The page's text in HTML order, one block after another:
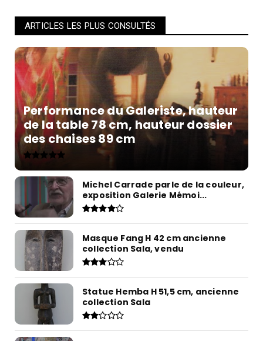
ARTICLES LES PLUS CONSULTÉS
Performance du Galeriste, hauteur
de la table 78 cm, hauteur dossier
des chaises 89 cm
Michel Carrade parle de la couleur,
exposition Galerie Mémoi...
Masque Fang H 42 cm ancienne
collection Sala, vendu
Statue Hemba H 51,5 cm, ancienne
collection Sala